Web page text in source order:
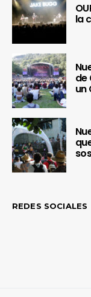
la
de
un
REDES SOCIALES